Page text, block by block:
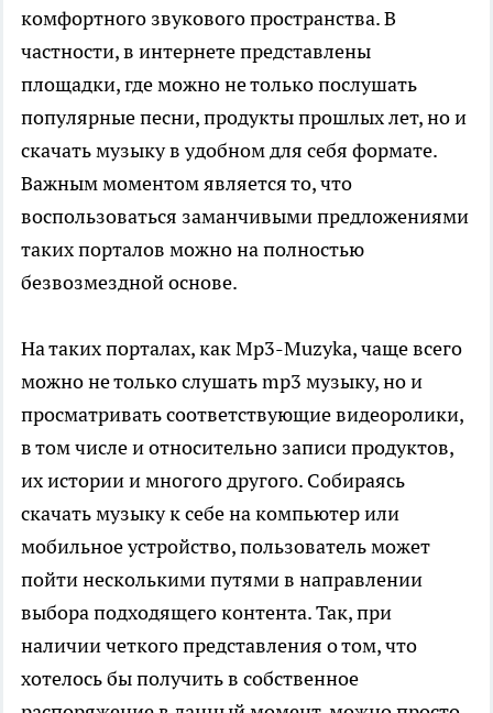
комфортного звукового пространства. В
частности, в интернете представлены
площадки, где можно не только послушать
популярные песни, продукты прошлых лет, но и
скачать музыку в удобном для себя формате.
Важным моментом является то, что
воспользоваться заманчивыми предложениями
таких порталов можно на полностью
безвозмездной основе.
На таких порталах, как Mp3-Muzyka, чаще всего
можно не только слушать mp3 музыку, но и
просматривать соответствующие видеоролики,
в том числе и относительно записи продуктов,
их истории и многого другого. Собираясь
скачать музыку к себе на компьютер или
мобильное устройство, пользователь может
пойти несколькими путями в направлении
выбора подходящего контента. Так, при
наличии четкого представления о том, что
хотелось бы получить в собственное